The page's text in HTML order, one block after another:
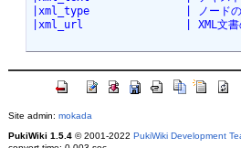
|xml_type               | ノードの
|xml_url                | XML文書の
Site admin: mokada
PukiWiki 1.5.4© 2001-2022 PukiWiki Development